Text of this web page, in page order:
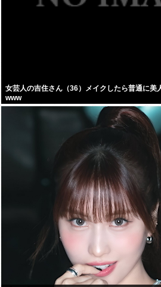
女芸人の吉住さん（36）メイクしたら普通に美
www